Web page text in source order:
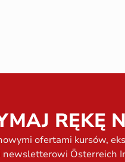
RĘKĘ
ofertami kursów,
newsletterowi Österreich